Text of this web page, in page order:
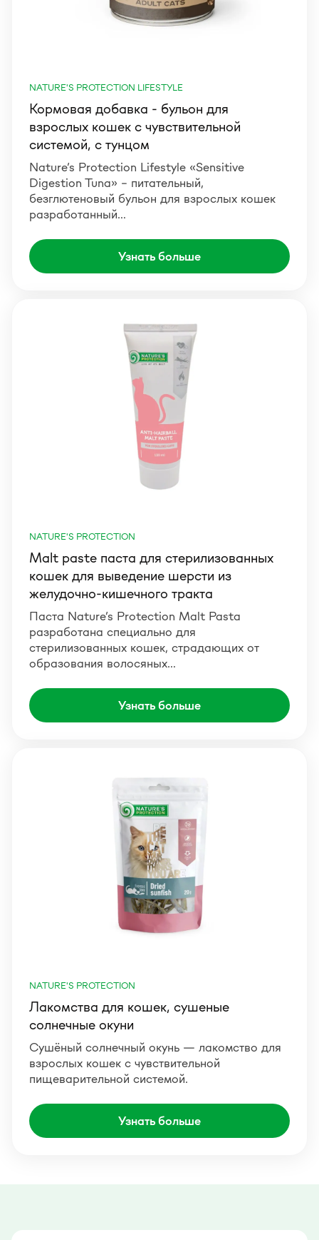
NATURE'S PROTECTION LIFESTYLE
Кормовая добавка - бульон для
взрослых кошек с чувствительной
системой, с тунцом
Nature’s Protection Lifestyle «Sensitive
Digestion Tuna» – питательный,
безглютеновый бульон для взрослых кошек
разработанный…
Узнать больше
NATURE'S PROTECTION
Malt paste паста для стерилизованных
кошек для выведение шерсти из
желудочно-кишечного тракта
Паста Nature’s Protection Malt Pasta
разработана специально для
стерилизованных кошек, страдающих от
образования волосяных…
Узнать больше
NATURE'S PROTECTION
Лакомства для кошек, сушеные
солнечные окуни
Сушёный солнечный окунь — лакомство для
взрослых кошек с чувствительной
пищеварительной системой.
Узнать больше